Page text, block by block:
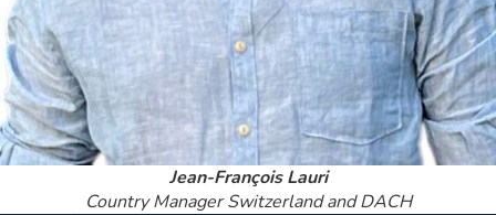
Jean-François Lauri
Country Manager Switzerland and DACH